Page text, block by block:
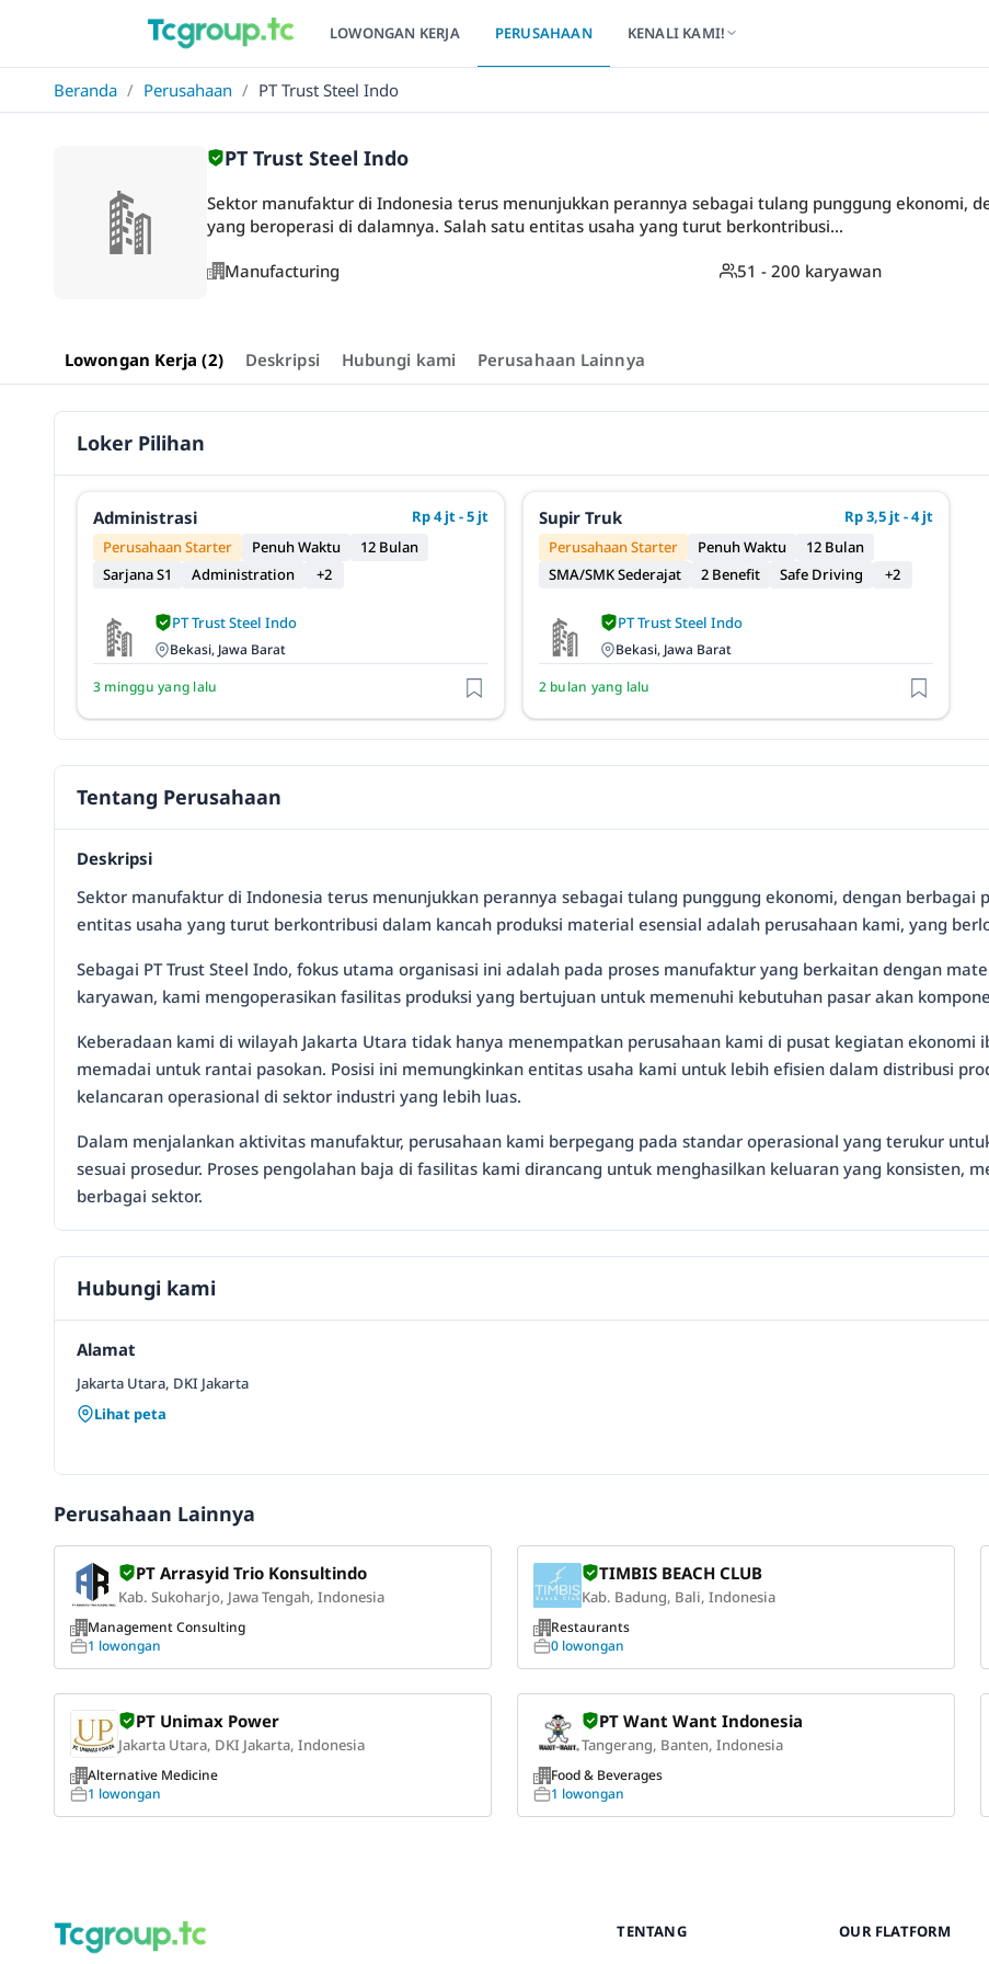
LOWONGAN KERJA PERUSAHAAN KENALI KAMI!
Beranda / Perusahaan / PT Trust Steel Indo
PT Trust Steel Indo
Sektor manufaktur di Indonesia terus menunjukkan perannya sebagai tulang punggung ekonomi,
yang beroperasi di dalamnya. Salah satu entitas usaha yang turut berkontribusi...
Manufacturing 51 - 200 karyawan
Lowongan Kerja (2) Deskripsi Hubungi kami Perusahaan Lainnya
Loker Pilihan
Administrasi
Rp 4 jt - 5 jt
Perusahaan Starter
Penuh Waktu
12 Bulan
Sarjana S1
Administration +2
PT Trust Steel Indo
Bekasi, Jawa Barat
3 minggu yang lalu
Supir Truk
Rp 3,5 jt - 4 jt
Perusahaan Starter
Penuh Waktu
12 Bulan
SMA/SMK Sederajat
2 Benefit Safe Driving +2
PT Trust Steel Indo
Bekasi, Jawa Barat
2 bulan yang lalu
Tentang Perusahaan
Deskripsi
Sektor manufaktur di Indonesia terus menunjukkan perannya sebagai tulang punggung ekonomi, dengan berbagai
entitas usaha yang turut berkontribusi dalam kancah produksi material esensial adalah perusahaan kami, yang
Sebagai PT Trust Steel Indo, fokus utama organisasi ini adalah pada proses manufaktur yang berkaitan dengan
karyawan, kami mengoperasikan fasilitas produksi yang bertujuan untuk memenuhi kebutuhan pasar akan
Keberadaan kami di wilayah Jakarta Utara tidak hanya menempatkan perusahaan kami di pusat kegiatan
memadai untuk rantai pasokan. Posisi ini memungkinkan entitas usaha kami untuk lebih efisien dalam distribusi
kelancaran operasional di sektor industri yang lebih luas.
Dalam menjalankan aktivitas manufaktur, perusahaan kami berpegang pada standar operasional yang terukur
sesuai prosedur. Proses pengolahan baja di fasilitas kami dirancang untuk menghasilkan keluaran yang konsisten,
berbagai sektor.
Hubungi kami
Alamat
Jakarta Utara, DKI Jakarta
Lihat peta
Perusahaan Lainnya
PT Arrasyid Trio Konsultindo
Kab. Sukoharjo, Jawa Tengah, Indonesia
Management Consulting
1 lowongan
TIMBIS BEACH CLUB
Kab. Badung, Bali, Indonesia
Restaurants
0 lowongan
PT Unimax Power
Jakarta Utara, DKI Jakarta, Indonesia
Alternative Medicine
1 lowongan
PT Want Want Indonesia
Tangerang, Banten, Indonesia
Food & Beverages
1 lowongan
TENTANG
OUR FLATFORM